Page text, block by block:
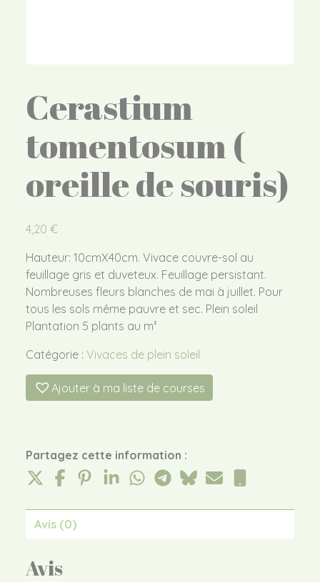
Cerastium
tomentosum (
oreille de souris)
4,20 €
Hauteur: 10cmX40cm. Vivace couvre-sol au
feuillage gris et duveteux. Feuillage persistant.
Nombreuses fleurs blanches de mai à juillet. Pour
tous les sols même pauvre et sec. Plein soleil
Plantation 5 plants au m²
Catégorie : Vivaces de plein soleil
Ajouter à ma liste de courses
Partagez cette information :
Avis (0)
Avis